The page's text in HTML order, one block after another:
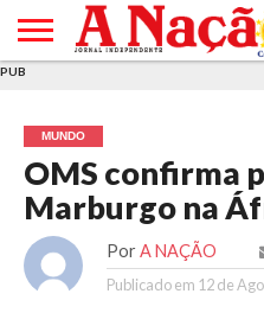
E DE
COOKIES
DE
UTILIZAÇÃO
PUB
MUNDO
OMS confirma
Marburgo na
Por A NAÇÃO
Publicado em 12 de